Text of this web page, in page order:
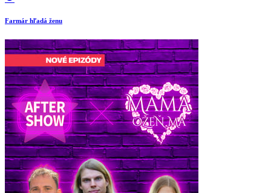
Farmár hľadá ženu